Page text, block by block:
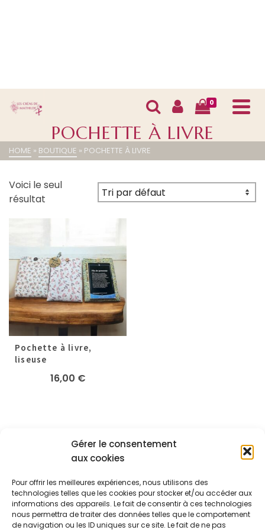
Gérer le consentement
aux cookies
Pour offrir les meilleures expériences, nous utilisons des
technologies telles que les cookies pour stocker et/ou accéder aux
informations des appareils. Le fait de consentir à ces technologies
nous permettra de traiter des données telles que le comportement
de navigation ou les ID uniques sur ce site. Le fait de ne pas
0
POCHETTE À LIVRE
HOME » BOUTIQUE » POCHETTE À LIVRE
Voici le seul
résultat
Pochette à livre,
liseuse
16,00 €
Les créas de Mathilde
24 Route NationaleMaureillas-Las-Illas 66480
+33.6.07.29.70.73